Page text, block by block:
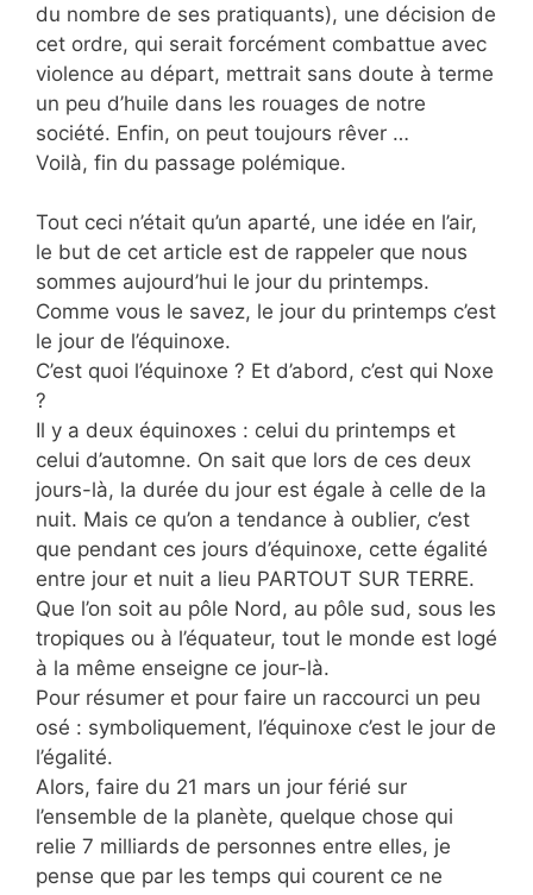
du nombre de ses pratiquants), une décision de
cet ordre, qui serait forcément combattue avec
violence au départ, mettrait sans doute à terme
un peu d’huile dans les rouages de notre
société. Enfin, on peut toujours rêver …
Voilà, fin du passage polémique.
Tout ceci n’était qu’un aparté, une idée en l’air,
le but de cet article est de rappeler que nous
sommes aujourd’hui le jour du printemps.
Comme vous le savez, le jour du printemps c’est
le jour de l’équinoxe.
C’est quoi l’équinoxe ? Et d’abord, c’est qui Noxe
?
Il y a deux équinoxes : celui du printemps et
celui d’automne. On sait que lors de ces deux
jours-là, la durée du jour est égale à celle de la
nuit. Mais ce qu’on a tendance à oublier, c’est
que pendant ces jours d’équinoxe, cette égalité
entre jour et nuit a lieu PARTOUT SUR TERRE.
Que l’on soit au pôle Nord, au pôle sud, sous les
tropiques ou à l’équateur, tout le monde est logé
à la même enseigne ce jour-là.
Pour résumer et pour faire un raccourci un peu
osé : symboliquement, l’équinoxe c’est le jour de
l’égalité.
Alors, faire du 21 mars un jour férié sur
l’ensemble de la planète, quelque chose qui
relie 7 milliards de personnes entre elles, je
pense que par les temps qui courent ce ne